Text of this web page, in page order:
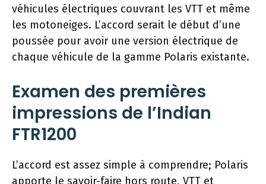
véhicules électriques couvrant les VTT et même
les motoneiges. L’accord serait le début d’une
poussée pour avoir une version électrique de
chaque véhicule de la gamme Polaris existante.
Examen des premières
impressions de l’Indian
FTR1200
L’accord est assez simple à comprendre; Polaris
apporte le savoir-faire hors route, VTT et